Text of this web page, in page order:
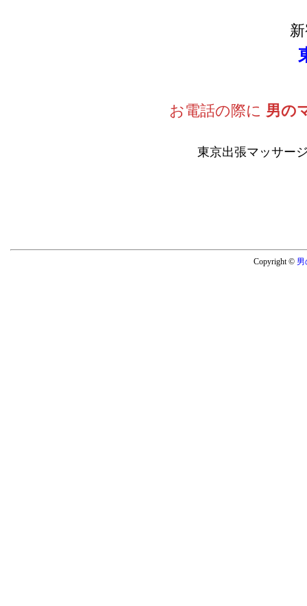
お電話の際に 男の
東京出張マッサー
Copyright © 男